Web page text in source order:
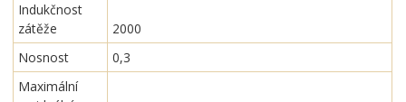
Indukčnost
zátěže
2000
Nosnost
0,3
Maximální